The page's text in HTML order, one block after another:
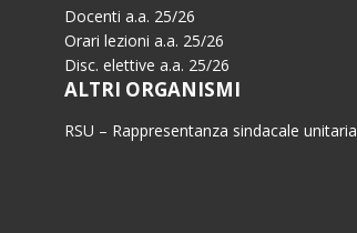
Docenti a.a. 25/26
Orari lezioni a.a. 25/26
Disc. elettive a.a. 25/26
ALTRI ORGANISMI
RSU – Rappresentanza sindacale unitaria